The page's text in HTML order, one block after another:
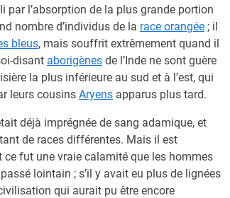
par l’absorption de la plus grande portion
nombre d’individus de la race orangée ; il
bleus, mais souffrit extrêmement quand il
disant aborigènes de l’Inde ne sont guère
la plus inférieure au sud et à l’est, qui
leurs cousins Aryens apparus plus tard.
déjà imprégnée de sang adamique, et
de races différentes. Mais il est
fut une vraie calamité que les hommes
lointain ; s’il y avait eu plus de lignées
qui aurait pu être encore